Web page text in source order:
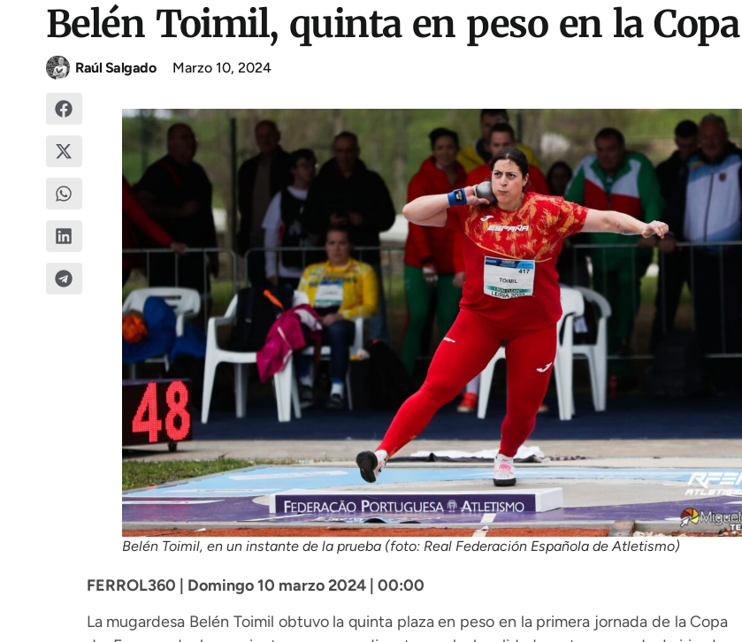
Belén Toimil, quinta en peso en la
Raúl Salgado Marzo 10, 2024
Belén Toimil, en un instante de la prueba (foto: Real Federación Española de Atletismo)
FERROL360 | Domingo 10 marzo 2024 | 00:00
La mugardesa Belén Toimil obtuvo la quinta plaza en peso en la primera jornada de la Copa